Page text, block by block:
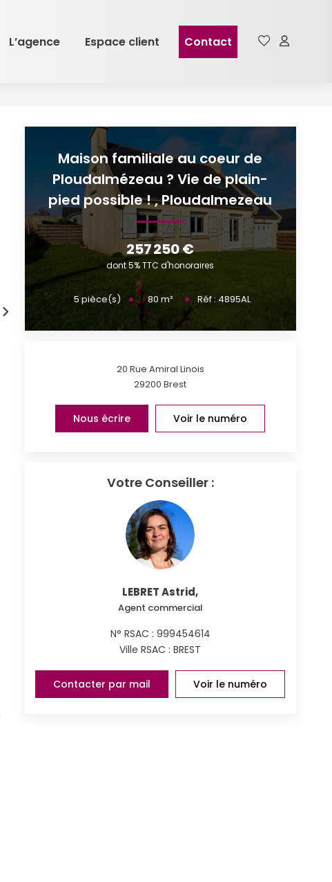
L’agence Espace client Contact
Maison familiale au coeur de
Ploudalmézeau ? Vie de plain-
pied possible !,Ploudalmezeau
257 250 €
dont 5% TTC d'honoraires
5pièce(s) 80m² Réf : 4895AL
20 Rue Amiral Linois
29200Brest
Nous écrire Voir le numéro
Votre Conseiller :
LEBRET Astrid,
Agent commercial
N° RSAC : 999454614
Ville RSAC : BREST
Contacter par mail Voir le numéro